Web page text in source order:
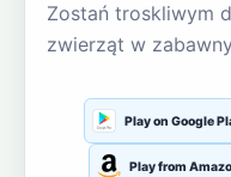
Zostań troskliwym
zwierząt w
Play on Google
Play from